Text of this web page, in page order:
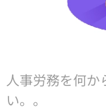
人事労務を何
い。。